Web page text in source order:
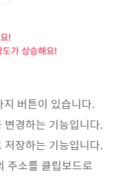
버튼이 있습니다.
경하는 기능입니다.
장하는 기능입니다.
주소를 클립보드로